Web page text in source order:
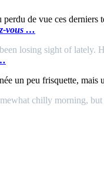
de vue ces
vous …
losing sight of lately.
un peu frisquette, mais
chilly morning,